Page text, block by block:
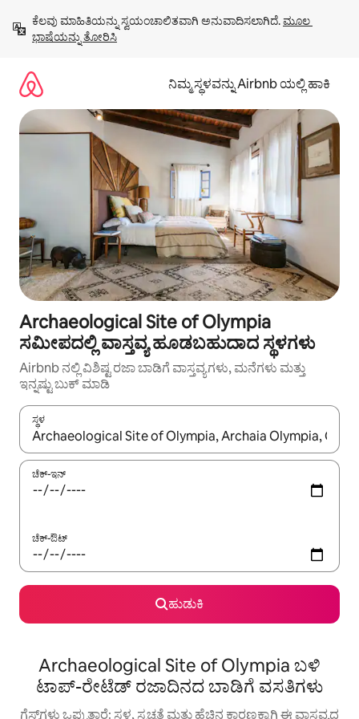
ಹೋಗಿ
ಕೆಲವು ಮಾಹಿತಿಯನ್ನು ಸ್ವಯಂಚಾಲಿತವಾಗಿ ಅನುವಾದಿಸಲಾಗಿದೆ. ಮೂಲ
ಭಾಷೆಯನ್ನು ತೋರಿಸಿ
ನಿಮ್ಮ ಸ್ಥಳವನ್ನು Airbnb ಯಲ್ಲಿ ಹಾಕಿ
Archaeological Site of Olympia
ಸಮೀಪದಲ್ಲಿ ವಾಸ್ತವ್ಯ ಹೂಡಬಹುದಾದ ಸ್ಥಳಗಳು
Airbnb ನಲ್ಲಿ ವಿಶಿಷ್ಟ ರಜಾ ಬಾಡಿಗೆ ವಾಸ್ತವ್ಯಗಳು, ಮನೆಗಳು ಮತ್ತು
ಇನ್ನಷ್ಟು ಬುಕ್ ಮಾಡಿ
ಸ್ಥಳ
ಫಲಿತಾಂಶಗಳು ಲಭ್ಯವಿರುವಾಗ, ಅಪ್ ಮತ್ತು ಡೌನ್ ಬಾಣದ ಕೀಲಿಗಳೊಂದಿಗೆ
ಚೆಕ್-ಇನ್
ಚೆಕ್-ಔಟ್
ಹುಡುಕಿ
Archaeological Site of Olympia ಬಳಿ
ಟಾಪ್-ರೇಟೆಡ್ ರಜಾದಿನದ ಬಾಡಿಗೆ ವಸತಿಗಳು
ಗೆಸ್ಟ್‌ಗಳು ಒಪ್ಪುತ್ತಾರೆ: ಸ್ಥಳ, ಸ್ವಚ್ಛತೆ ಮತ್ತು ಹೆಚ್ಚಿನ ಕಾರಣಕ್ಕಾಗಿ ಈ ವಾಸ್ತವ್ಯದ